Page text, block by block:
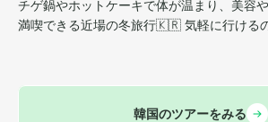
チゲ鍋やホットケーキで体が温まり、美容
満喫できる近場の冬旅行🇰🇷 気軽に行ける
韓国のツアーをみる